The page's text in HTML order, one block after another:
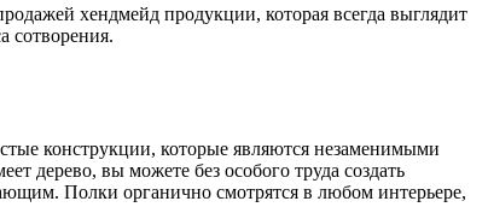
хендмейд продукции, которая всегда выглядит
сотворения.
конструкции, которые являются незаменимыми
дерево, вы можете без особого труда создать
Полки органично смотрятся в любом интерьере,